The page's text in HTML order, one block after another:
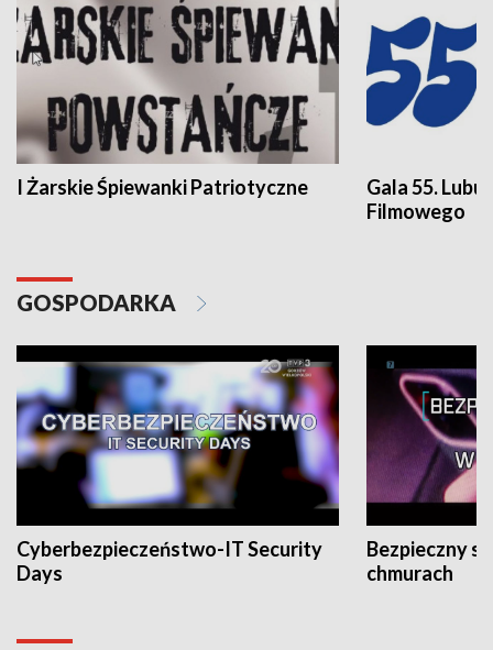
I Żarskie Śpiewanki Patriotyczne
Gala 55.
Filmowego
GOSPODARKA
Cyberbezpieczeństwo-IT Security
Days
Bezpieczny
chmurach